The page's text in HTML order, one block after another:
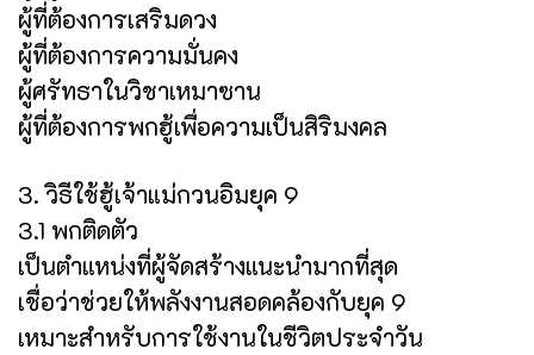
ผู้ที่ต้องการเสริมดวง
ผู้ที่ต้องการความมั่นคง
ผู้ศรัทธาในวิชาเหมาซาน
ผู้ที่ต้องการพกฮู้เพื่อความเป็นสิริมงคล
3. วิธีใช้ฮู้เจ้าแม่กวนอิมยุค 9
3.1 พกติดตัว
เป็นตำแหน่งที่ผู้จัดสร้างแนะนำมากที่สุด
เชื่อว่าช่วยให้พลังงานสอดคล้องกับยุค 9
เหมาะสำหรับการใช้งานในชีวิตประจำวัน